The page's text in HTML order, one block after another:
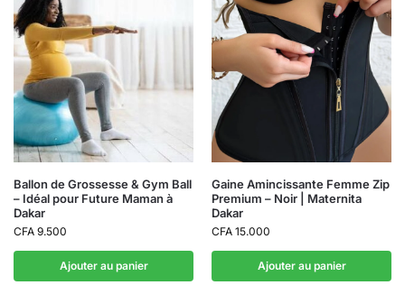
Ballon de Grossesse & Gym Ball
– Idéal pour Future Maman à
Dakar
CFA 9.500
Ajouter au panier
Gaine Amincissante Femme Zip
Premium – Noir | Maternita
Dakar
CFA 15.000
Ajouter au panier